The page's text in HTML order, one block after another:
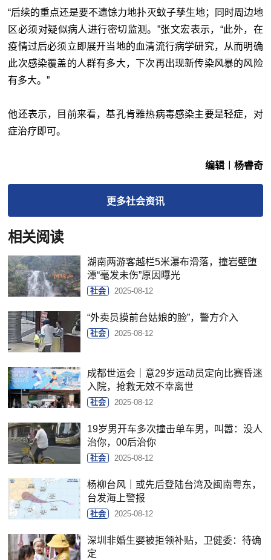
“后续的重点还是要不遗馀力地扑灭蚊子孳生地；同时周边地
区必须对疑似病人进行密切监测。”张文宏表示，“此外，在
疫情过后必须立即展开当地的血清流行病学研究，从而明确
此次感染覆盖的人群有多大，下次再出现新传染风暴的风险
有多大。”
他还表示，目前来看，基孔肯雅热病毒感染主要是轻症，对
症治疗即可。
编辑︱杨睿奇
更多社会资讯
相关阅读
湖南两游客越栏5米瀑布滑落，撞岩壁堕
潭“毫发未伤”原因曝光
社会 2025-08-12
“外卖员摸前台姑娘的脸”，警方介入
社会 2025-08-12
成都世运会｜意29岁运动员定向比赛昏迷
入院，抢救无效不幸离世
社会 2025-08-12
19岁男开车多次撞击单车男，叫嚣：没人
治你，00后治你
社会 2025-08-12
杨柳台风｜或先后登陆台湾及闽南粤东，
台发海上警报
社会 2025-08-12
深圳非婚生婴被拒领补贴，卫健委：待确
定